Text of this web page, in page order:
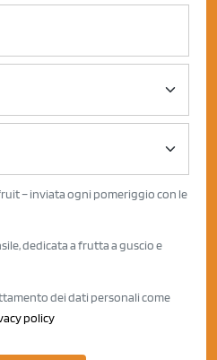
– inviata ogni pomeriggio con le
dedicata a frutta a guscio e
dei dati personali come
policy